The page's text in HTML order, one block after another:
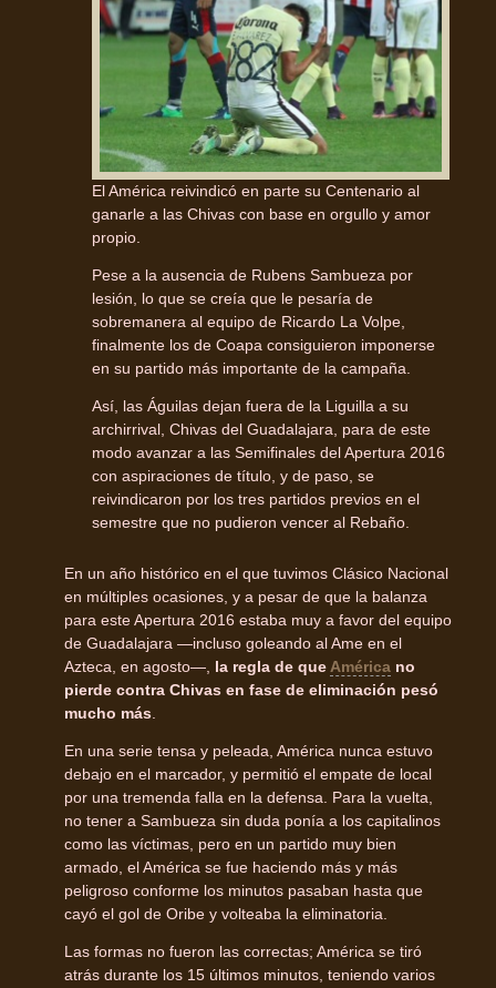
El América reivindicó en parte su Centenario al
ganarle a las Chivas con base en orgullo y amor
propio.
Pese a la ausencia de Rubens Sambueza por
lesión, lo que se creía que le pesaría de
sobremanera al equipo de Ricardo La Volpe,
finalmente los de Coapa consiguieron imponerse
en su partido más importante de la campaña.
Así, las Águilas dejan fuera de la Liguilla a su
archirrival, Chivas del Guadalajara, para de este
modo avanzar a las Semifinales del Apertura 2016
con aspiraciones de título, y de paso, se
reivindicaron por los tres partidos previos en el
semestre que no pudieron vencer al Rebaño.
En un año histórico en el que tuvimos Clásico Nacional
en múltiples ocasiones, y a pesar de que la balanza
para este Apertura 2016 estaba muy a favor del equipo
de Guadalajara —incluso goleando al Ame en el
Azteca, en agosto—, la regla de que América no
pierde contra Chivas en fase de eliminación pesó
mucho más
En una serie tensa y peleada, América nunca estuvo
debajo en el marcador, y permitió el empate de local
por una tremenda falla en la defensa. Para la vuelta,
no tener a Sambueza sin duda ponía a los capitalinos
como las víctimas, pero en un partido muy bien
armado, el América se fue haciendo más y más
peligroso conforme los minutos pasaban hasta que
cayó el gol de Oribe y volteaba la eliminatoria.
Las formas no fueron las correctas; América se tiró
atrás durante los 15 últimos minutos, teniendo varios